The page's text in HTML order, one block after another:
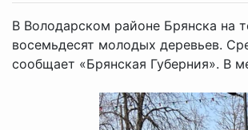
В Володарском районе Брянска на
восемьдесят молодых деревьев.
сообщает «Брянская Губерния». В